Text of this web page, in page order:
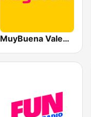
MuyBuena Valencia